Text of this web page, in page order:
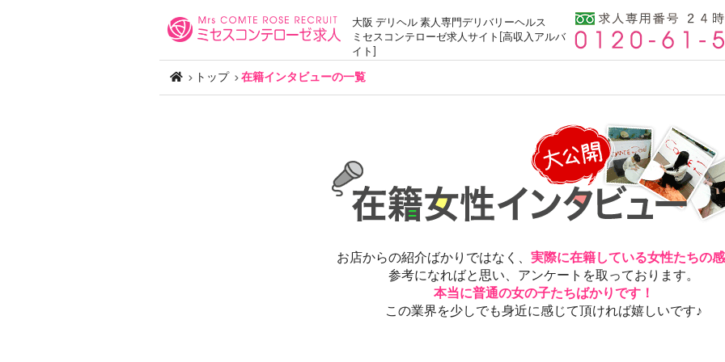
大阪 デリヘル 素人専門デリバリーヘルス
ミセスコンテローゼ求人サイト[高収入アルバ
イト]
トップ 在籍インタビューの一覧
お店からの紹介ばかりではなく、 実際に在籍している女性たちの
参考になればと思い、アンケートを取っております。
本当に普通の女の子たちばかりです！
この業界を少しでも身近に感じて頂ければ嬉しいです♪